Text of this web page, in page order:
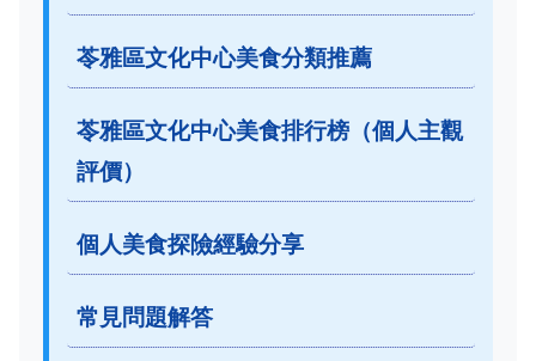
苓雅區文化中心美食分類推薦
苓雅區文化中心美食排行榜（個人主觀
評價）
個人美食探險經驗分享
常見問題解答